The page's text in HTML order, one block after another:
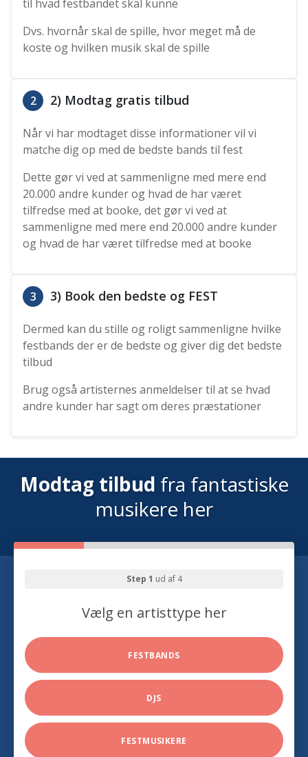
til hvad festbandet skal kunne
Dvs. hvornår skal de spille, hvor meget må de
koste og hvilken musik skal de spille
2 2) Modtag gratis tilbud
Når vi har modtaget disse informationer vil vi
matche dig op med de bedste bands til fest
Dette gør vi ved at sammenligne med mere end
20.000 andre kunder og hvad de har været
tilfredse med at booke, det gør vi ved at
sammenligne med mere end 20.000 andre kunder
og hvad de har været tilfredse med at booke
3 3) Book den bedste og FEST
Dermed kan du stille og roligt sammenligne hvilke
festbands der er de bedste og giver dig det bedste
tilbud
Brug også artisternes anmeldelser til at se hvad
andre kunder har sagt om deres præstationer
Modtag tilbud fra fantastiske
musikere her
Step 1 ud af 4
Vælg en artisttype her
FESTBANDS
DJS
FESTMUSIKERE